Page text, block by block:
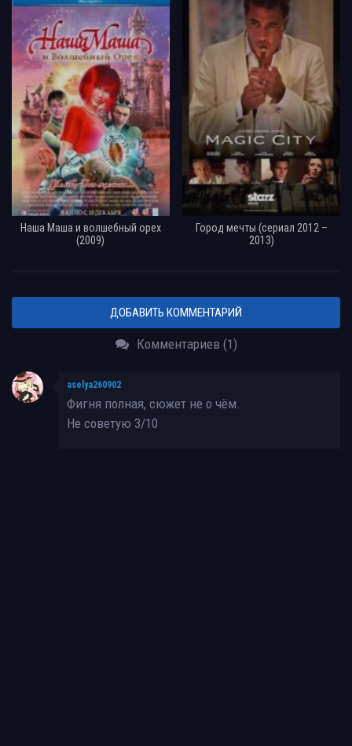
Наша Маша и волшебный орех
(2009)
Город мечты (сериал 2012 –
2013)
ДОБАВИТЬ КОММЕНТАРИЙ
Комментариев (1)
aselya260902
Фигня полная, сюжет не о чём.
Не советую 3/10